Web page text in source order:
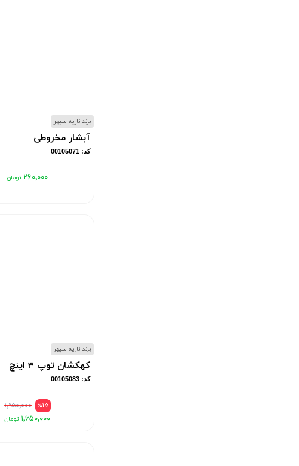
برند ناریه سپهر
آبشار مخروطی
کد: 00105071
۲۶۰٬۰۰۰
برند ناریه سپهر
کهکشان توپ 3 اینچ
کد: 00105083
%15 ۱٬۹۵۰٬۰۰۰
۱٬۶۵۰٬۰۰۰